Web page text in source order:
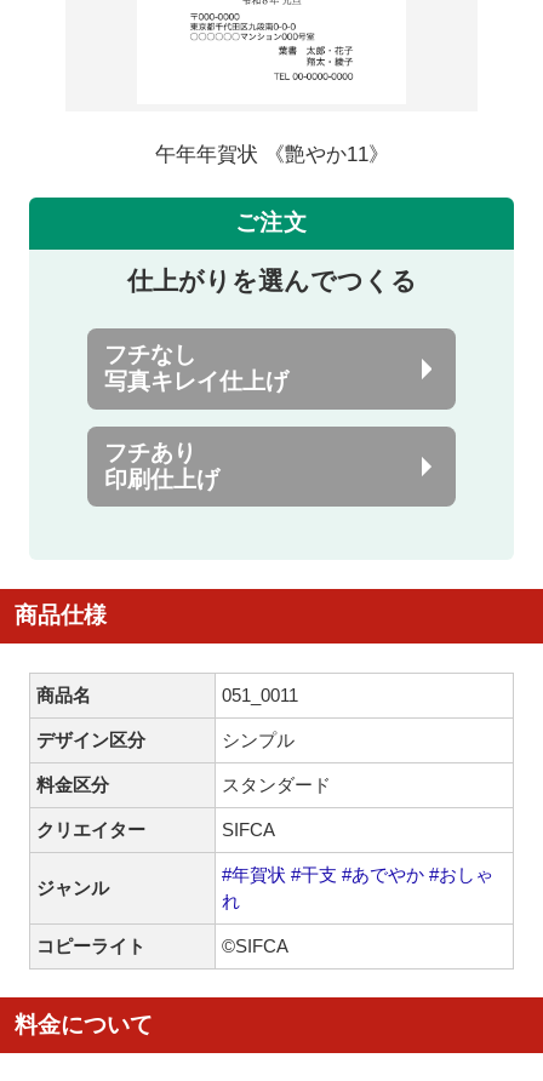
午年年賀状 《艶やか11》
ご注文
仕上がりを選んでつくる
フチなし
写真キレイ仕上げ
フチあり
印刷仕上げ
商品仕様
商品名 051_0011
デザイン区分 シンプル
料金区分 スタンダード
クリエイター SIFCA
ジャンル
#年賀状 #干支 #あでやか #おしゃ
れ
コピーライト ©SIFCA
料金について